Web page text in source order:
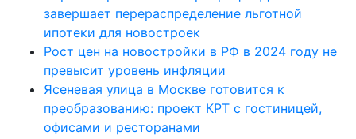
завершает перераспределение льготной
ипотеки для новостроек
Рост цен на новостройки в РФ в 2024 году не
превысит уровень инфляции
Ясеневая улица в Москве готовится к
преобразованию: проект КРТ с гостиницей,
офисами и ресторанами